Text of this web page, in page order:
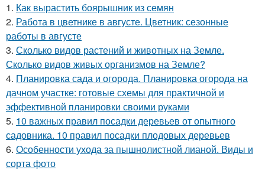
1. Как вырастить боярышник из семян
2. Работа в цветнике в августе. Цветник: сезонные
работы в августе
3. Сколько видов растений и животных на Земле.
Сколько видов живых организмов на Земле?
4. Планировка сада и огорода. Планировка огорода на
дачном участке: готовые схемы для практичной и
эффективной планировки своими руками
5. 10 важных правил посадки деревьев от опытного
садовника. 10 правил посадки плодовых деревьев
6. Особенности ухода за пышнолистной лианой. Виды и
сорта фото